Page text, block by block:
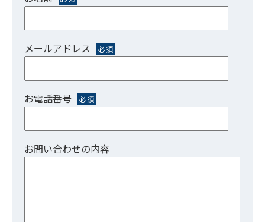
メールアドレス 必須
お電話番号 必須
お問い合わせの内容